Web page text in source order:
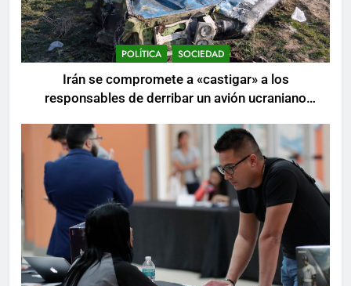
POLÍTICA SOCIEDAD
Irán se compromete a «castigar» a los
responsables de derribar un avión ucraniano